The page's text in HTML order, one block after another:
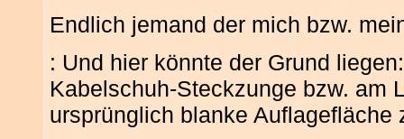
Endlich jemand der mich bzw.
: Und hier könnte der Grund
Kabelschuh-Steckzunge bzw. am
ursprünglich blanke Auflagefläche